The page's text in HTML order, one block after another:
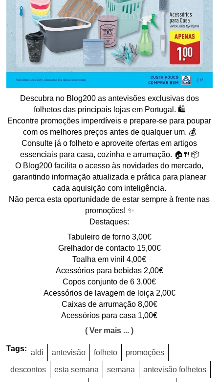
Descubra no Blog200 as antevisões exclusivas dos
folhetos das principais lojas em Portugal. 🛍️
Encontre promoções imperdíveis e prepare-se para poupar
com os melhores preços antes de qualquer um. 💰
Consulte já o folheto e aproveite ofertas em artigos
essenciais para casa, cozinha e arrumação. 🏠🍴📦
O Blog200 facilita o acesso às novidades do mercado,
garantindo informação atualizada e prática para planear
cada aquisição com inteligência.
Não perca esta oportunidade de estar sempre à frente nas
promoções! ✨
Destaques:
Tabuleiro de forno 3,00€
Grelhador de contacto 15,00€
Toalha em vinil 4,00€
Acessórios para bebidas 2,00€
Copos conjunto de 6 3,00€
Acessórios de lavagem de loiça 2,00€
Caixas de arrumação 8,00€
Acessórios para casa 1,00€
( Ver mais ... )
Tags: aldi antevisão folheto promoções
descontos esta semana semana antevisão folhetos